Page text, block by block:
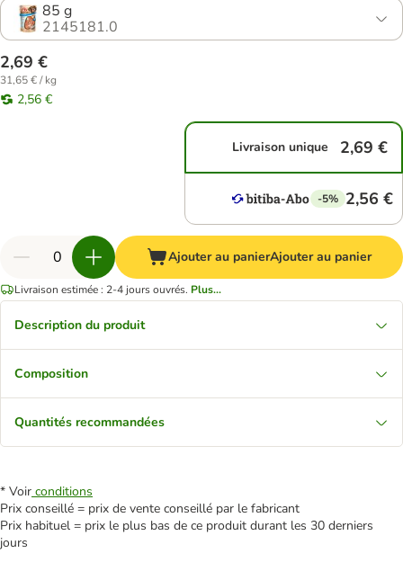
85 g
2145181.0
2,69 €
31,65 € / kg
2,56 €
Livraison unique 2,69 €
-5% 2,56 €
Ajouter au panierAjouter au panier
Livraison estimée : 2-4 jours ouvrés. Plus...
Description du produit
Composition
Quantités recommandées
* Voir conditions
Prix conseillé = prix de vente conseillé par le fabricant
Prix habituel = prix le plus bas de ce produit durant les 30 derniers
jours